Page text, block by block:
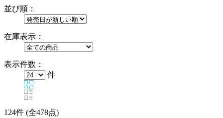
並び順：
在庫表示：
表示件数：
件
124件 (全478点)